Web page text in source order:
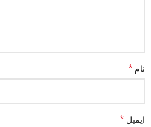
نام *
ایمیل *